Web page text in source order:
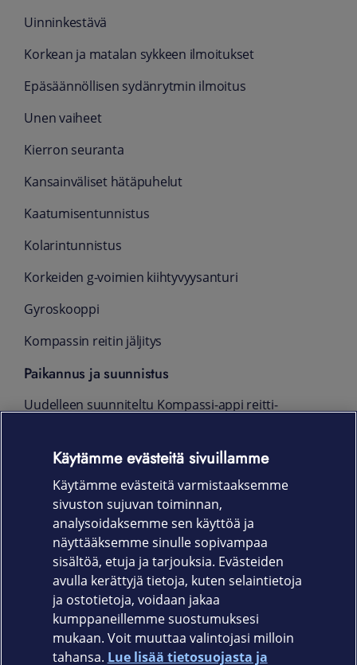
Uinnin­kestävä
Korkean ja matalan sykkeen ilmoitukset
Epäsäännöllisen sydänrytmin ilmoitus
Unen vaiheet
Kierron seuranta
Kansain­väliset hätä­puhelut
Kaatumisen­tunnistus
Kolarin­tunnistus
Korkeiden g-voimien kiihtyvyys­anturi
Gyroskooppi
Kompassin reitin jäljitys
Paikannus ja suunnistus
Uudelleen suunniteltu Kompassi-appi reitti­
L1 GPS
Aina päällä oleva korkeus­mittari
Takuu
12 kk
Käytämme evästeitä sivuillamme
Käytämme evästeitä varmistaaksemme
sivuston sujuvan toiminnan,
analysoidaksemme sen käyttöä ja
näyttääksemme sinulle sopivampaa
sisältöä, etuja ja tarjouksia. Evästeiden
avulla kerättyjä tietoja, kuten selaintietoja
ja ostotietoja, voidaan jakaa
kumppaneillemme suostumuksesi
mukaan. Voit muuttaa valintojasi milloin
tahansa. Lue lisää tietosuojasta ja